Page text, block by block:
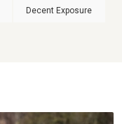
Decent Exposure